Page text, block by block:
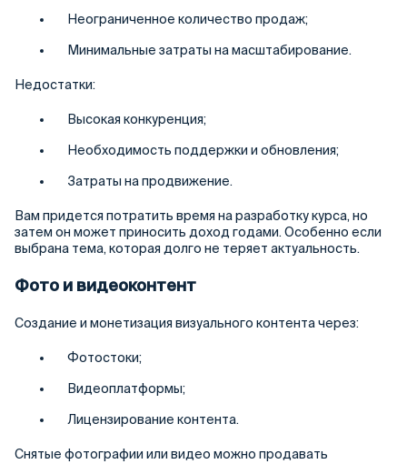
Неограниченное количество продаж;
Минимальные затраты на масштабирование.
Недостатки:
Высокая конкуренция;
Необходимость поддержки и обновления;
Затраты на продвижение.
Вам придется потратить время на разработку курса, но
затем он может приносить доход годами. Особенно если
выбрана тема, которая долго не теряет актуальность.
Фото и видеоконтент
Создание и монетизация визуального контента через:
Фотостоки;
Видеоплатформы;
Лицензирование контента.
Снятые фотографии или видео можно продавать